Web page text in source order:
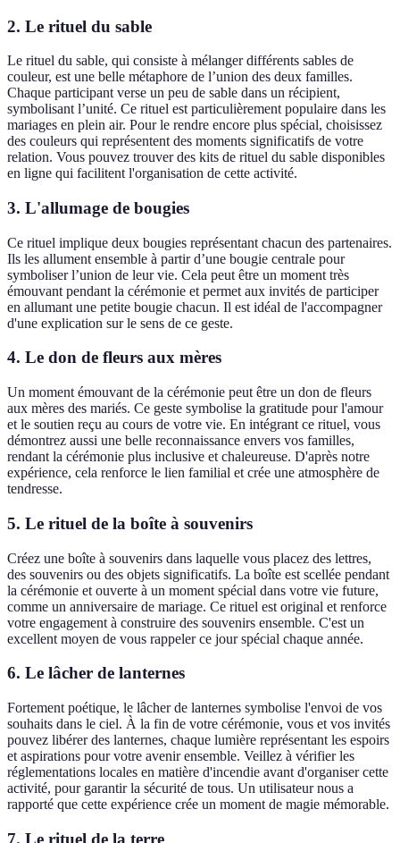
2. Le rituel du sable
Le rituel du sable, qui consiste à mélanger différents sables de
couleur, est une belle métaphore de l’union des deux familles.
Chaque participant verse un peu de sable dans un récipient,
symbolisant l’unité. Ce rituel est particulièrement populaire dans les
mariages en plein air. Pour le rendre encore plus spécial, choisissez
des couleurs qui représentent des moments significatifs de votre
relation. Vous pouvez trouver des kits de rituel du sable disponibles
en ligne qui facilitent l'organisation de cette activité.
3. L'allumage de bougies
Ce rituel implique deux bougies représentant chacun des partenaires.
Ils les allument ensemble à partir d’une bougie centrale pour
symboliser l’union de leur vie. Cela peut être un moment très
émouvant pendant la cérémonie et permet aux invités de participer
en allumant une petite bougie chacun. Il est idéal de l'accompagner
d'une explication sur le sens de ce geste.
4. Le don de fleurs aux mères
Un moment émouvant de la cérémonie peut être un don de fleurs
aux mères des mariés. Ce geste symbolise la gratitude pour l'amour
et le soutien reçu au cours de votre vie. En intégrant ce rituel, vous
démontrez aussi une belle reconnaissance envers vos familles,
rendant la cérémonie plus inclusive et chaleureuse. D'après notre
expérience, cela renforce le lien familial et crée une atmosphère de
tendresse.
5. Le rituel de la boîte à souvenirs
Créez une boîte à souvenirs dans laquelle vous placez des lettres,
des souvenirs ou des objets significatifs. La boîte est scellée pendant
la cérémonie et ouverte à un moment spécial dans votre vie future,
comme un anniversaire de mariage. Ce rituel est original et renforce
votre engagement à construire des souvenirs ensemble. C'est un
excellent moyen de vous rappeler ce jour spécial chaque année.
6. Le lâcher de lanternes
Fortement poétique, le lâcher de lanternes symbolise l'envoi de vos
souhaits dans le ciel. À la fin de votre cérémonie, vous et vos invités
pouvez libérer des lanternes, chaque lumière représentant les espoirs
et aspirations pour votre avenir ensemble. Veillez à vérifier les
réglementations locales en matière d'incendie avant d'organiser cette
activité, pour garantir la sécurité de tous. Un utilisateur nous a
rapporté que cette expérience crée un moment de magie mémorable.
7. Le rituel de la terre